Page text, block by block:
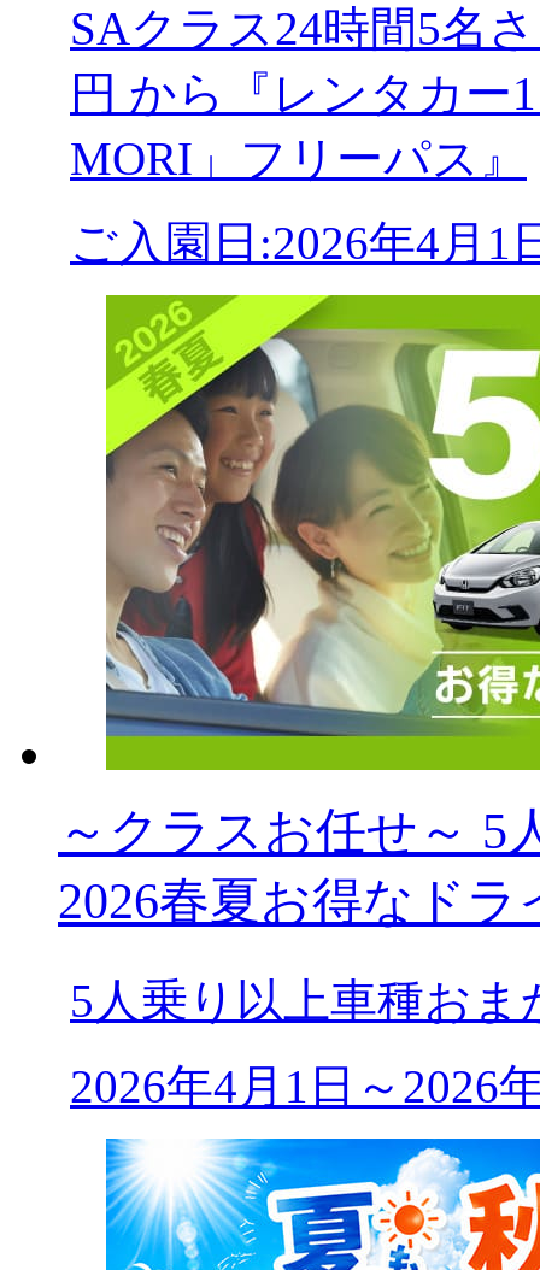
SAクラス24時間5名
円 から『レンタカー
MORI」フリーパス』
ご入園日:2026年4月1
～クラスお任せ～ 5
2026春夏お得なド
5人乗り以上車種お
2026年4月1日～2026